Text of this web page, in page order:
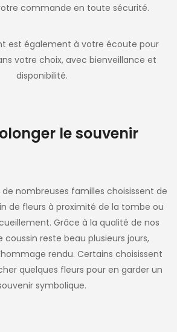
commande en toute sécurité.
est également à votre écoute pour
votre choix, avec bienveillance et
disponibilité.
le souvenir
nombreuses familles choisissent de
de fleurs à proximité de la tombe ou
Grâce à la qualité de nos
coussin reste beau plusieurs jours,
rendu. Certains choisissent
quelques fleurs pour en garder un
symbolique.